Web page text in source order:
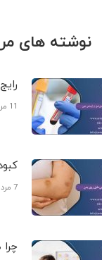
نوشته های
11 مرداد 1405
7 مرداد 1405